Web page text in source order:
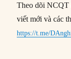
Theo dõi NCQT
viết mới và các
https://t.me/